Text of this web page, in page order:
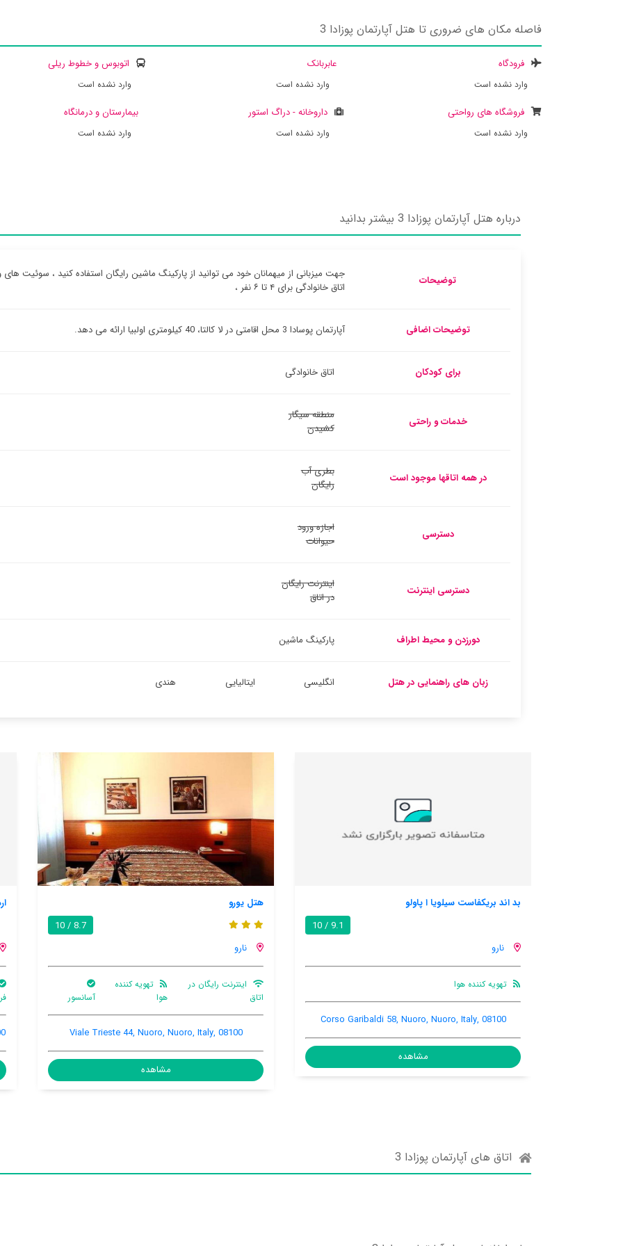
فاصله مکان های ضروری تا هتل آپارتمان پوزادا 3
فرودگاه
وارد نشده است
عابربانک
وارد نشده است
اتوبوس و خطوط ریلی
وارد نشده است
فروشگاه های رواحتی
وارد نشده است
داروخانه - دراگ استور
وارد نشده است
بیمارستان و درمانگاه
وارد نشده است
درباره هتل آپارتمان پوزادا 3 بیشتر بدانید
توضیحات اتاق خانوادگی برای ۴ تا ۶ نفر ،
توضیحات اضافی آپارتمان پوسادا 3 محل اقامتی در لا کالتا، 40 کیلومتری اولبیا ارائه می دهد.
برای کودکان اتاق خانوادگی
خدمات و راحتی
منطقه سیگار
کشیدن
در همه اتاقها موجود است
بطری آب
رایگان
دسترسی
اجازه ورود
حیوانات
دسترسی اینترنت
اینترنت رایگان
در اتاق
دورزدن و محیط اطراف پارکینگ ماشین
زبان های راهنمایی در هتل انگلیسی ایتالیایی هندی
هتل یورو
مشاهده
ترانسفر
اینترنت رایگان در
Provinciale 22 km 1, Nuoro, Nuoro, Italy, 8100
اتاق های آپارتمان پوزادا 3